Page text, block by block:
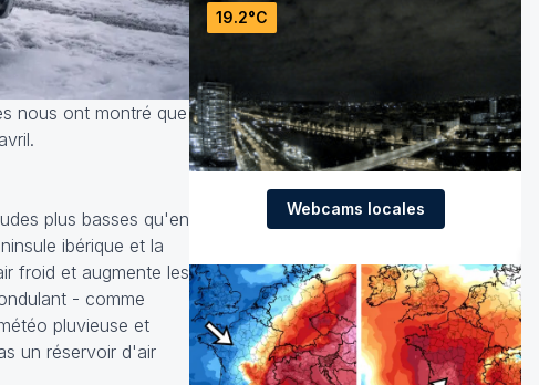
nous ont montré que
plus basses qu'en
ibérique et la
froid et augmente les
- comme
pluvieuse et
un réservoir d'air
19.2°C
Webcams locales